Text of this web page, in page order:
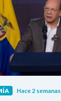
Hace 2 semanas